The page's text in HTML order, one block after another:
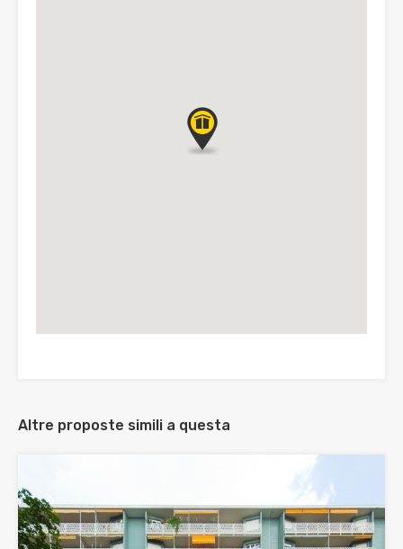
Altre proposte simili a questa